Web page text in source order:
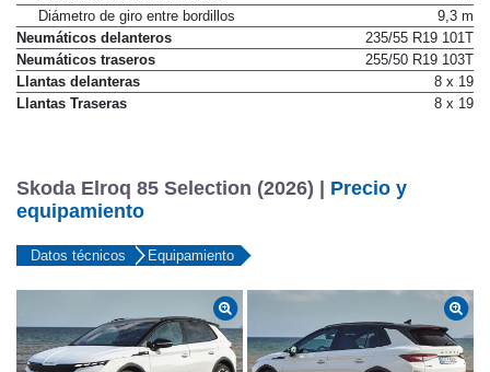
Dirección a las cuatro ruedas
No
Diámetro de giro entre bordillos
9,3 m
Neumáticos delanteros
235/55 R19 101T
Neumáticos traseros
255/50 R19 103T
Llantas delanteras
8 x 19
Skoda Elroq 85 Selection (2026) |
Precio y
equipamiento